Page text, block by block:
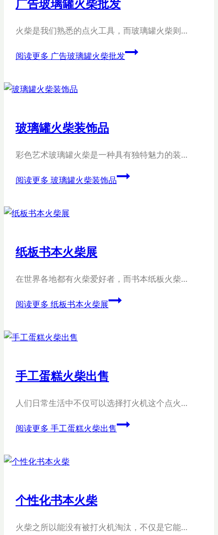
火柴是我们熟悉的点火工具，而玻璃罐火柴则…
阅读更多 广告玻璃罐火柴批发
玻璃罐火柴装饰品
彩色艺术玻璃罐火柴是一种具有独特魅力的装…
阅读更多 玻璃罐火柴装饰品
纸板书本火柴展
在世界各地都有火柴爱好者，而书本纸板火柴…
阅读更多 纸板书本火柴展
手工蛋糕火柴出售
人们日常生活中不仅可以选择打火机这个点火…
阅读更多 手工蛋糕火柴出售
个性化书本火柴
火柴之所以能没有被打火机淘汰，不仅是它能…